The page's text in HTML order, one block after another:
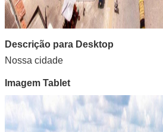
Descrição para Desktop
Nossa cidade
Imagem Tablet